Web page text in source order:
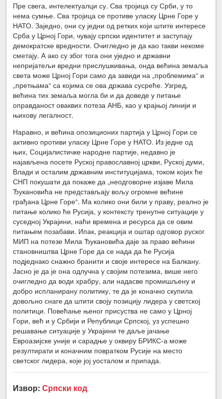
Пре свега, интелектуалци су. Сва тројица су Срби, у то
нема сумње. Сва тројица се противе уласку Црне Горе у
НАТО. Заједно, они су једни од ретких који штите интересе
Срба у Црној Гори, чувају српски идентитет и заступају
демократске вредности. Очигледно је да као такви некоме
сметају. А ако су због тога они уједно и државни
непријатељи вредни прислушкивања, онда већина земаља
света може Црној Гори само да завиди на „проблемима“ и
„претњама“ са којима се ова држава сусреће. Узгред,
већина тих земаља могла би и да доведе у питање
оправданост оваквих потеза АНБ, као у крајњој линији и
њихову легалност.
Наравно, и већина опозиционих партија у Црној Гори се
активно противи уласку Црне Горе у НАТО. Из једне од
њих, Социјалистичке народне партије, недавно је
најављена посете Руској православној цркви, Руској думи,
Влади и осталим државним институцијама, током којих ће
СНП покушати да покаже да „неодговорне изјаве Мила
Ђукановића не представљају вољу огромне већине
грађана Црне Горе“. Ма колико они били у праву, реално је
питање колико ће Русија, у контексту тренутне ситуације у
суседној Украјини, наћи времена и ресурса да се овим
питањем позабави. Ипак, реакција и оштар одговор руског
МИП на потезе Мила Ђукановића даје за право већини
становништва Црне Горе да се нада да ће Русија
подједнако снажно бранити и своје интересе на Балкану.
Јасно је да је она одлучна у својим потезима, више него
очигледно да води храбру, али надасве промишљену и
добро испланирану политику, те да је коначно скупила
довољно снаге да штити своју позицију лидера у светској
политици. Повећање њеног присуства не само у Црној
Гори, већ и у Србији и Републици Српској, уз успешно
решавање ситуације у Украјини те даље јачање
Евроазијске уније и сарадње у оквиру БРИКС-а може
резултирати и коначним повратком Русије на место
светског лидера, које јој уосталом и припада.
Извор:Српски код